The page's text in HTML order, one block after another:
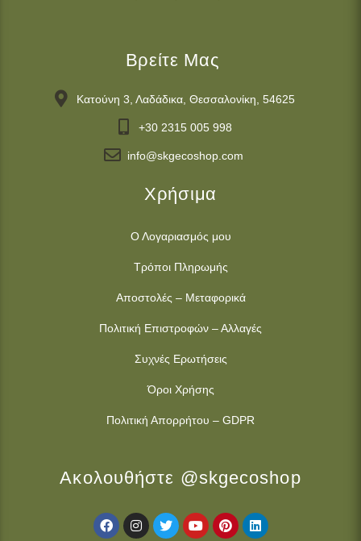
Βρείτε Μας
Κατούνη 3, Λαδάδικα, Θεσσαλονίκη, 54625
+30 2315 005 998
info@skgecoshop.com
Χρήσιμα
Ο Λογαριασμός μου
Τρόποι Πληρωμής
Αποστολές – Μεταφορικά
Πολιτική Επιστροφών – Αλλαγές
Συχνές Ερωτήσεις
Όροι Χρήσης
Πολιτική Απορρήτου – GDPR
Ακολουθήστε @skgecoshop